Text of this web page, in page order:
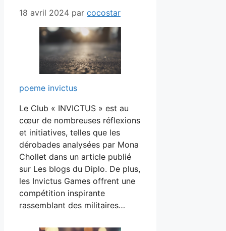
18 avril 2024 par cocostar
poeme invictus
Le Club « INVICTUS » est au
cœur de nombreuses réflexions
et initiatives, telles que les
dérobades analysées par Mona
Chollet dans un article publié
sur Les blogs du Diplo. De plus,
les Invictus Games offrent une
compétition inspirante
rassemblant des militaires…